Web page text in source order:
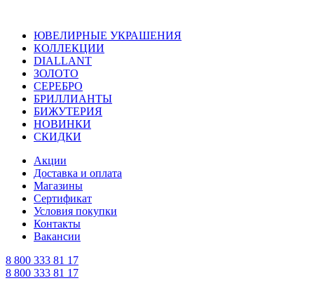
ЮВЕЛИРНЫЕ УКРАШЕНИЯ
КОЛЛЕКЦИИ
DIALLANT
ЗОЛОТО
СЕРЕБРО
БРИЛЛИАНТЫ
БИЖУТЕРИЯ
НОВИНКИ
СКИДКИ
Акции
Доставка и оплата
Магазины
Сертификат
Условия покупки
Контакты
Вакансии
8 800 333 81 17
8 800 333 81 17